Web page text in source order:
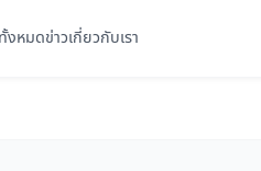
งหมดข่าวเกี่ยวกับเรา